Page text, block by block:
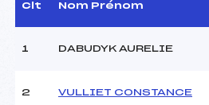
Clt Nom Prénom
1 DABUDYK AURELIE
2 VULLIET CONSTANCE